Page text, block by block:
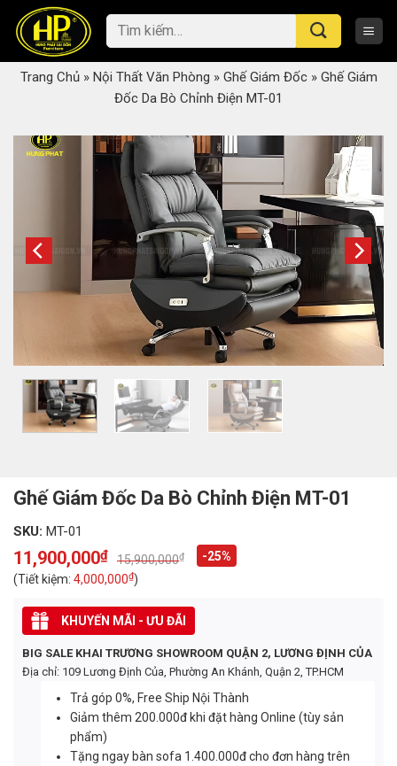
content
Tìm
kiếm:
Trang Chủ» Nội Thất Văn Phòng » Ghế Giám Đốc» Ghế Giám
Đốc Da Bò Chỉnh Điện MT-01
Ghế Giám Đốc Da Bò Chỉnh Điện MT-01
SKU: MT-01
15,900,000₫
Original
price
was:
15,900,000₫.
11,900,000₫
Current
price
is:
11,900,000₫.
-25%
(Tiết kiệm: 4,000,000₫)
KHUYẾN MÃI - ƯU ĐÃI
BIG SALE KHAI TRƯƠNG SHOWROOM QUẬN 2, LƯƠNG ĐỊNH CỦA
Địa chỉ: 109 Lương Định Của, Phường An Khánh, Quận 2, TP.HCM
Trả góp 0%, Free Ship Nội Thành
Giảm thêm 200.000đ khi đặt hàng Online (tùy sản
phẩm)
Tặng ngay bàn sofa 1.400.000đ cho đơn hàng trên